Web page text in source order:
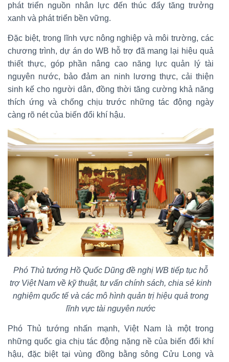
phát triển nguồn nhân lực đến thúc đẩy tăng trưởng
xanh và phát triển bền vững.
Đặc biệt, trong lĩnh vực nông nghiệp và môi trường, các
chương trình, dự án do WB hỗ trợ đã mang lại hiệu quả
thiết thực, góp phần nâng cao năng lực quản lý tài
nguyên nước, bảo đảm an ninh lương thực, cải thiện
sinh kế cho người dân, đồng thời tăng cường khả năng
thích ứng và chống chịu trước những tác động ngày
càng rõ nét của biến đổi khí hậu.
Phó Thủ tướng Hồ Quốc Dũng đề nghị WB tiếp tục hỗ
trợ Việt Nam về kỹ thuật, tư vấn chính sách, chia sẻ kinh
nghiệm quốc tế và các mô hình quản trị hiệu quả trong
lĩnh vực tài nguyên nước
Phó Thủ tướng nhấn mạnh, Việt Nam là một trong
những quốc gia chịu tác động nặng nề của biến đổi khí
hậu, đặc biệt tại vùng đồng bằng sông Cửu Long và